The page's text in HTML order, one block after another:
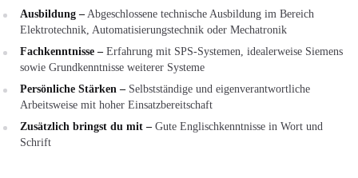
Ausbildung –Abgeschlossene technische Ausbildung im Bereich
Elektrotechnik, Automatisierungstechnik oder Mechatronik
Fachkenntnisse –Erfahrung mit SPS-Systemen, idealerweise Siemens
sowie Grundkenntnisse weiterer Systeme
Persönliche Stärken –Selbstständige und eigenverantwortliche
Arbeitsweise mit hoher Einsatzbereitschaft
Zusätzlich bringst du mit –Gute Englischkenntnisse in Wort und
Schrift